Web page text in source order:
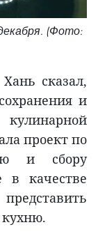
(Фото:
сказал,
и
проект по
и сбору
в качестве